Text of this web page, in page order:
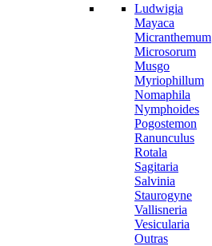
Ludwigia
Mayaca
Micranthemum
Microsorum
Musgo
Myriophillum
Nomaphila
Nymphoides
Pogostemon
Ranunculus
Rotala
Sagitaria
Salvinia
Staurogyne
Vallisneria
Vesicularia
Outras